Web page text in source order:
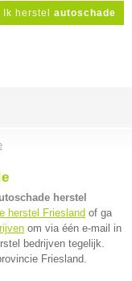
Ik herstel autoschade
herstel
herstel Friesland of ga
om via één e-mail in
bedrijven tegelijk.
Friesland.